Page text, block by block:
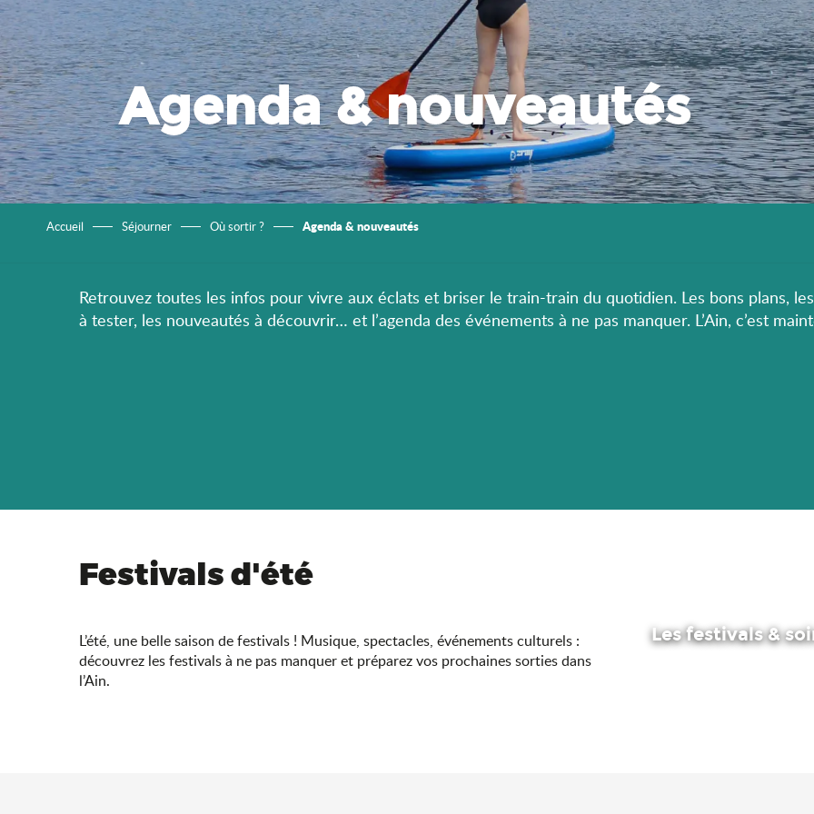
Agenda & nouveautés
Accueil Séjourner Où sortir ? Agenda & nouveautés
Retrouvez toutes les infos pour vivre aux éclats et briser le train-train du quotidien. Les bons plans,
à tester, les nouveautés à découvrir… et l’agenda des événements à ne pas manquer. L’Ain, c’est
Festivals d'été
L’été, une belle saison de festivals ! Musique, spectacles, événements culturels :
découvrez les festivals à ne pas manquer et préparez vos prochaines sorties dans
l’Ain.
Les festivals &